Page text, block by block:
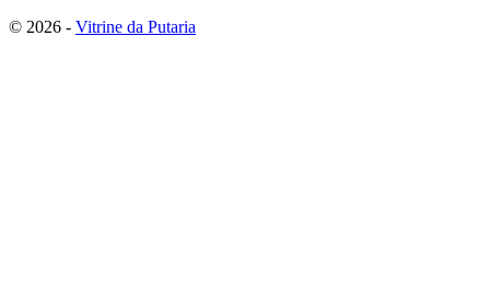
© 2026 - Vitrine da Putaria